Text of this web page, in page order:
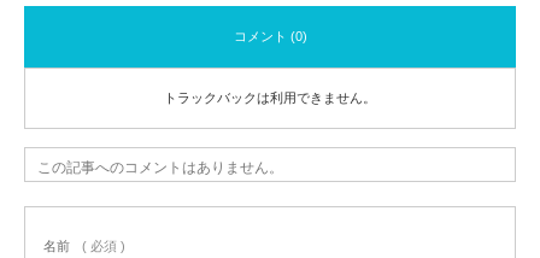
コメント (0)
トラックバックは利用できません。
この記事へのコメントはありません。
名前 ( 必須 )